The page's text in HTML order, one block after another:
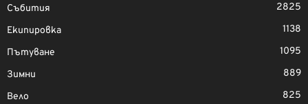
Събития
2825
Екипировка
1138
Пътуване
1095
Зимни
889
Вело
825